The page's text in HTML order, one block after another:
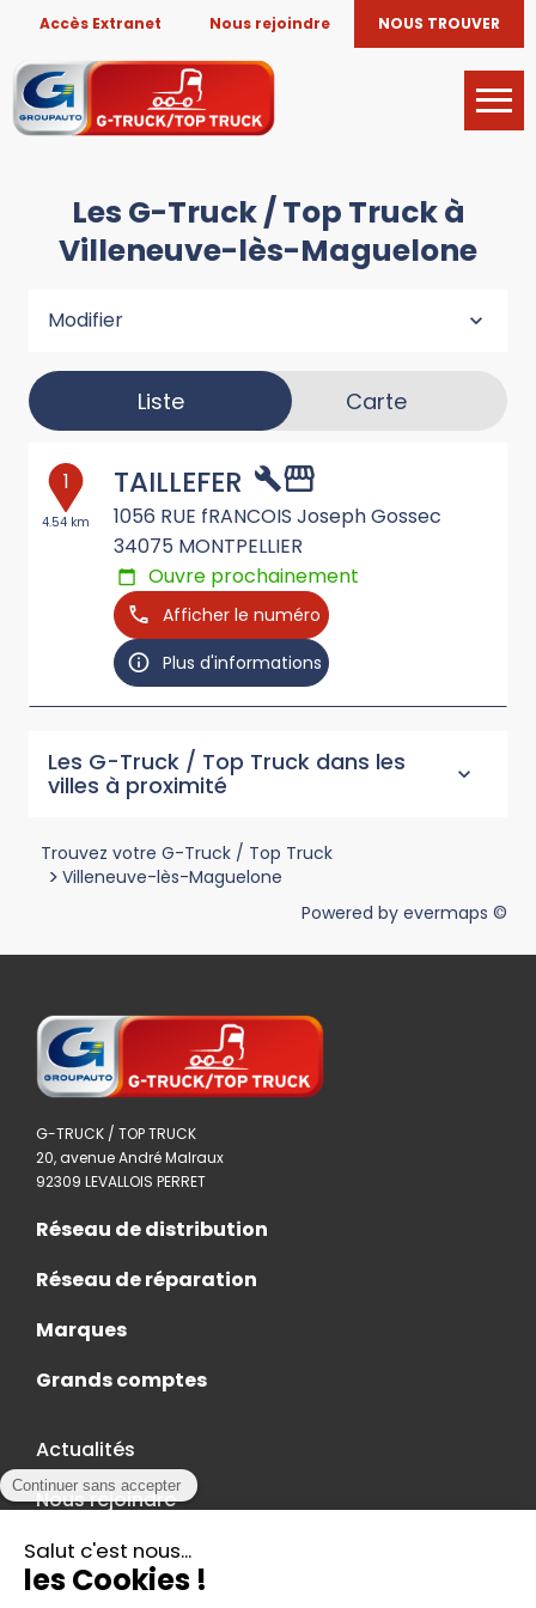
Accès Extranet Nous rejoindre NOUS TROUVER
Les G-Truck / Top Truck à
Villeneuve-lès-Maguelone
Modifier
Liste Carte
1
4.54 km
TAILLEFER
1056 RUE fRANCOIS Joseph Gossec
34075 MONTPELLIER
Ouvre prochainement
Afficher le numéro
Plus d'informations
Les G-Truck / Top Truck dans les
villes à proximité
Trouvez votre G-Truck / Top Truck
> Villeneuve-lès-Maguelone
Powered by evermaps ©
G-TRUCK / TOP TRUCK
20, avenue André Malraux
92309 LEVALLOIS PERRET
Réseau de distribution
Réseau de réparation
Marques
Grands comptes
Actualités
Nous rejoindre
Contact